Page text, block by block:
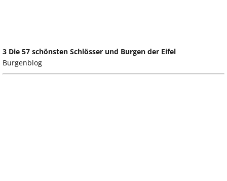
3 Die 57 schönsten Schlösser und Burgen der Eifel
Burgenblog